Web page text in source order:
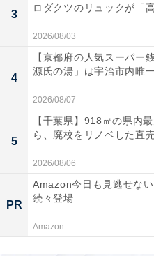
3
ロダクツのリュックが「
2026/08/03
4
【京都府の人気スーパー
源氏の湯」は宇治市内唯
2026/08/07
5
【千葉県】918㎡の県内
ら、廃校をリノベした直
2026/08/06
PR
Amazon今日も見逃せな
続々登場
Amazon